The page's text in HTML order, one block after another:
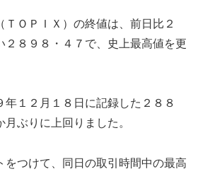
ＴＯＰＩＸ）の終値は、前日比２
２８９８・４７で、史上最高値を更
年１２月１８日に記録した２８８
ぶりに上回りました。
をつけて、同日の取引時間中の最高